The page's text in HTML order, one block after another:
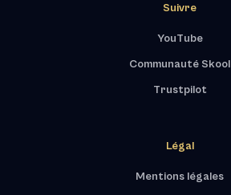
Suivre
YouTube
Communauté Skool
Trustpilot
Légal
Mentions légales